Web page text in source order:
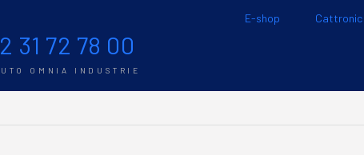
31 72 78 00
OMNIA INDUSTRIE
E-shop Cattronic